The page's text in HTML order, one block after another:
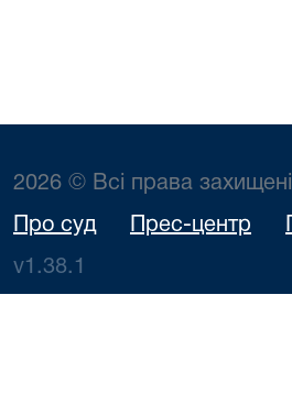
2026 © Всі права захищені
Про суд Прес-центр
v1.38.1